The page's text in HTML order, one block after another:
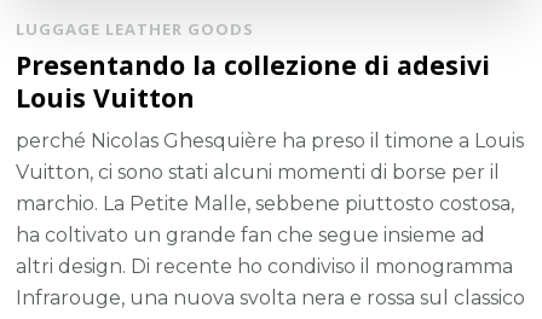
LUGGAGE LEATHER GOODS
Presentando la collezione di adesivi
Louis Vuitton
perché Nicolas Ghesquière ha preso il timone a Louis
Vuitton, ci sono stati alcuni momenti di borse per il
marchio. La Petite Malle, sebbene piuttosto costosa,
ha coltivato un grande fan che segue insieme ad
altri design. Di recente ho condiviso il monogramma
Infrarouge, una nuova svolta nera e rossa sul classico